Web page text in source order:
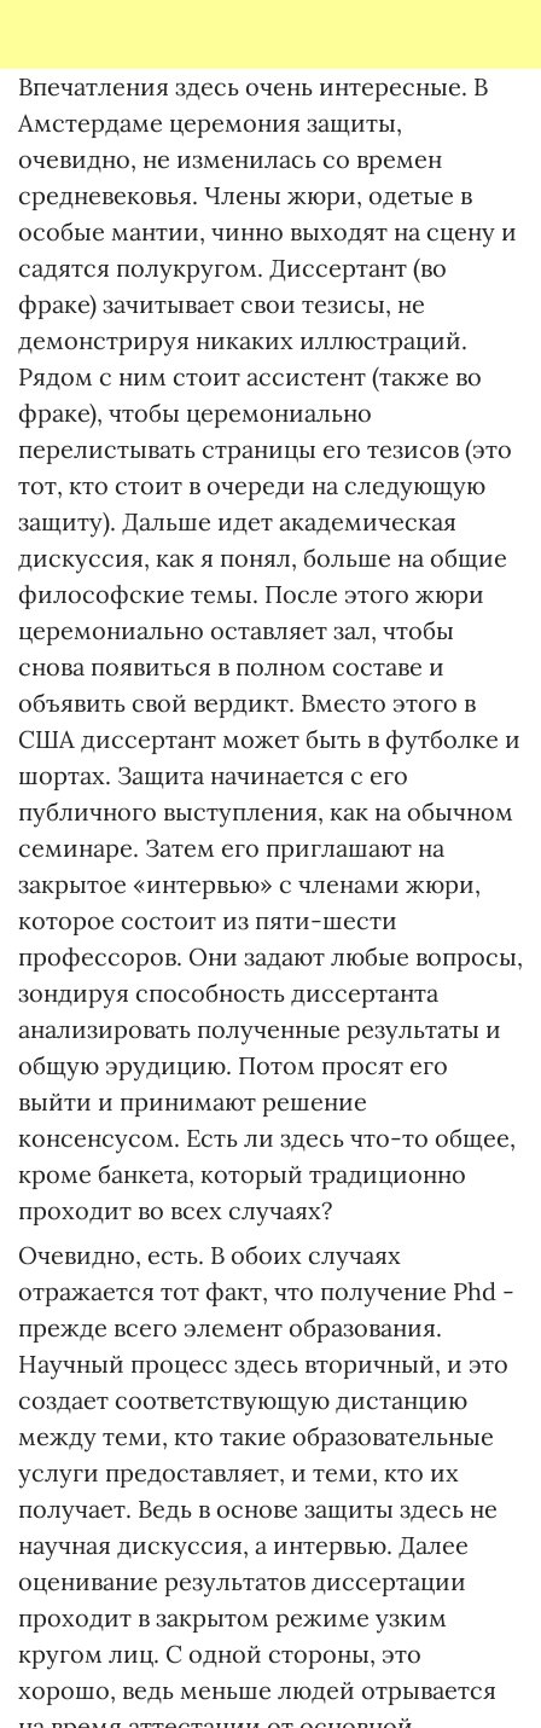
Впечатления здесь очень интересные. В
Амстердаме церемония защиты,
очевидно, не изменилась со времен
средневековья. Члены жюри, одетые в
особые мантии, чинно выходят на сцену и
садятся полукругом. Диссертант (во
фраке) зачитывает свои тезисы, не
демонстрируя никаких иллюстраций.
Рядом с ним стоит ассистент (также во
фраке), чтобы церемониально
перелистывать страницы его тезисов (это
тот, кто стоит в очереди на следующую
защиту). Дальше идет академическая
дискуссия, как я понял, больше на общие
философские темы. После этого жюри
церемониально оставляет зал, чтобы
снова появиться в полном составе и
объявить свой вердикт. Вместо этого в
США диссертант может быть в футболке и
шортах. Защита начинается с его
публичного выступления, как на обычном
семинаре. Затем его приглашают на
закрытое «интервью» с членами жюри,
которое состоит из пяти-шести
профессоров. Они задают любые вопросы,
зондируя способность диссертанта
анализировать полученные результаты и
общую эрудицию. Потом просят его
выйти и принимают решение
консенсусом. Есть ли здесь что-то общее,
кроме банкета, который традиционно
проходит во всех случаях?
Очевидно, есть. В обоих случаях
отражается тот факт, что получение Phd -
прежде всего элемент образования.
Научный процесс здесь вторичный, и это
создает соответствующую дистанцию
между теми, кто такие образовательные
услуги предоставляет, и теми, кто их
получает. Ведь в основе защиты здесь не
научная дискуссия, а интервью. Далее
оценивание результатов диссертации
проходит в закрытом режиме узким
кругом лиц. С одной стороны, это
хорошо, ведь меньше людей отрывается